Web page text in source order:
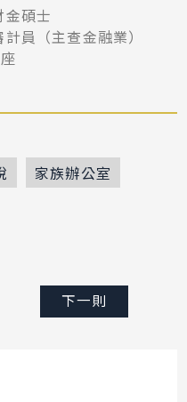
碩士
員（主查金融業）
家族辦公室
下一則